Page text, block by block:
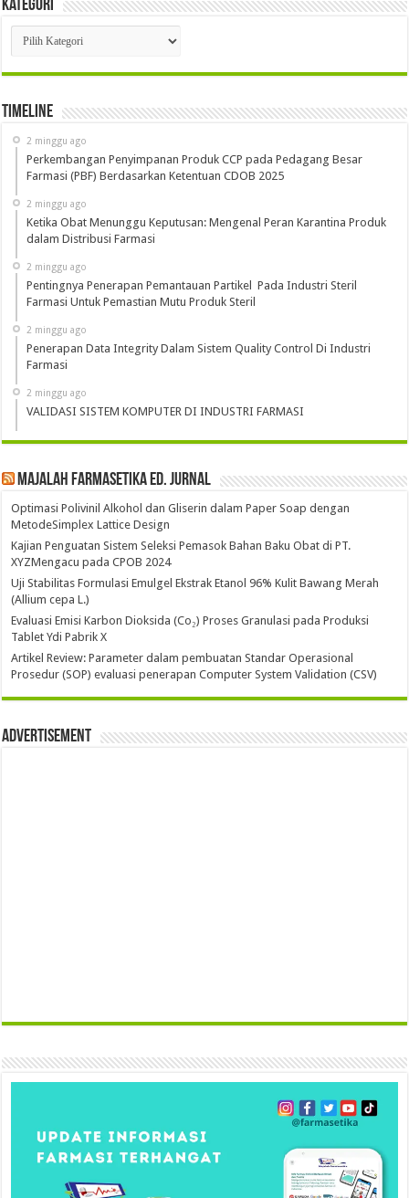
Kategori
Kategori
Timeline
2 minggu ago
Perkembangan Penyimpanan Produk CCP pada Pedagang Besar
Farmasi (PBF) Berdasarkan Ketentuan CDOB 2025
2 minggu ago
Ketika Obat Menunggu Keputusan: Mengenal Peran Karantina Produk
dalam Distribusi Farmasi
2 minggu ago
Pentingnya Penerapan Pemantauan Partikel Pada Industri Steril
Farmasi Untuk Pemastian Mutu Produk Steril
2 minggu ago
Penerapan Data Integrity Dalam Sistem Quality Control Di Industri
Farmasi
2 minggu ago
VALIDASI SISTEM KOMPUTER DI INDUSTRI FARMASI
Majalah Farmasetika Ed. Jurnal
Optimasi Polivinil Alkohol dan Gliserin dalam Paper Soap dengan
MetodeSimplex Lattice Design
Kajian Penguatan Sistem Seleksi Pemasok Bahan Baku Obat di PT.
XYZMengacu pada CPOB 2024
Uji Stabilitas Formulasi Emulgel Ekstrak Etanol 96% Kulit Bawang Merah
(Allium cepa L.)
Evaluasi Emisi Karbon Dioksida (Co₂) Proses Granulasi pada Produksi
Tablet Ydi Pabrik X
Artikel Review: Parameter dalam pembuatan Standar Operasional
Prosedur (SOP) evaluasi penerapan Computer System Validation (CSV)
Advertisement